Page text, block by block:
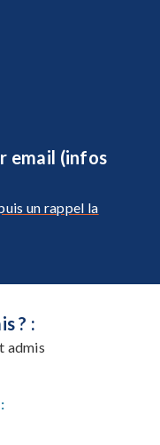
email (infos
un rappel la
? :
admis